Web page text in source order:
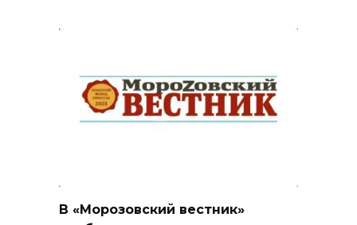
В «Морозовский вестник»